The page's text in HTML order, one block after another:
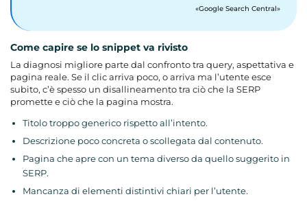
Google Search Central
Come capire se lo snippet va rivisto
La diagnosi migliore parte dal confronto tra query, aspettativa e
pagina reale. Se il clic arriva poco, o arriva ma l’utente esce
subito, c’è spesso un disallineamento tra ciò che la SERP
promette e ciò che la pagina mostra.
Titolo troppo generico rispetto all’intento.
Descrizione poco concreta o scollegata dal contenuto.
Pagina che apre con un tema diverso da quello suggerito in
SERP.
Mancanza di elementi distintivi chiari per l’utente.